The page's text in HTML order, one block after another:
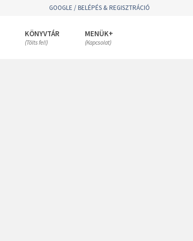
GOOGLE / BELÉPÉS & REGISZTRÁCIÓ
KÖNYVTÁR
(Tölts fel!)
MENÜK+
(Kapcsolat)